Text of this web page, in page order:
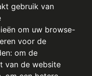
gebruik van
om uw browse-
voor de
om de
van de website